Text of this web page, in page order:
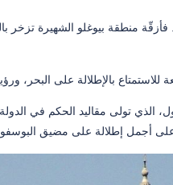
منطقة بيوغلو الشهيرة تزخر
بالإطلالة على البحر،
تولى مقاليد الحكم في الدولة
أجمل إطلالة على مضيق